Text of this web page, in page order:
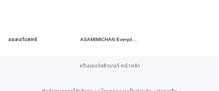
ออเดอร์แพทย์
ครีเอเตอร์สติกเกอร์ หน้าหลัก